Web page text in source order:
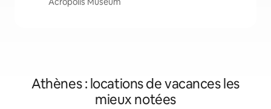
Athènes : locations de vacances les
mieux notées